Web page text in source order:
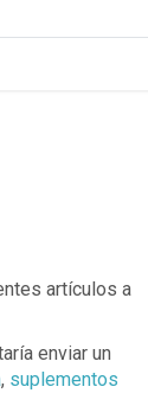
artículos a
enviar un
, suplementos